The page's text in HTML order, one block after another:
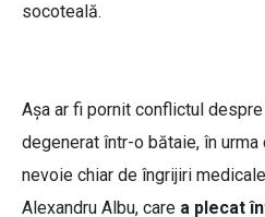
socoteală.
Așa ar fi pornit conflictul
degenerat într-o bătaie, în urma
nevoie chiar de îngrijiri
Alexandru Albu, care a plecat